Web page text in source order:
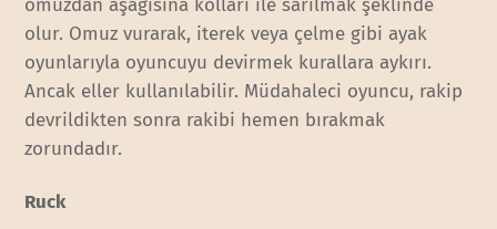
omuzdan aşağısına kolları ile sarılmak şeklinde
olur. Omuz vurarak, iterek veya çelme gibi ayak
oyunlarıyla oyuncuyu devirmek kurallara aykırı.
Ancak eller kullanılabilir. Müdahaleci oyuncu, rakip
devrildikten sonra rakibi hemen bırakmak
zorundadır.
Ruck